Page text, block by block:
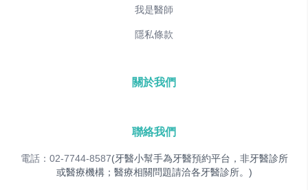
我是醫師
隱私條款
關於我們
聯絡我們
電話：02-7744-8587(牙醫小幫手為牙醫預約平台，非牙醫診所
或醫療機構；醫療相關問題請洽各牙醫診所。)